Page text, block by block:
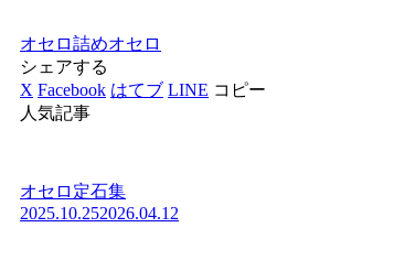
オセロ詰めオセロ
シェアする
X Facebook はてブ LINE コピー
人気記事
オセロ定石集
2025.10.252026.04.12